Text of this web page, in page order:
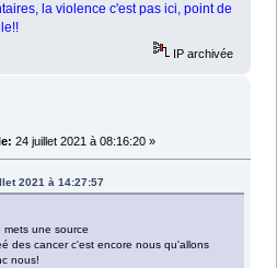
la violence c'est pas ici, point de
IP archivée
24 juillet 2021 à 08:16:20 »
2021 à 14:27:57
mets une source
des cancer c'est encore nous qu'allons
nous!